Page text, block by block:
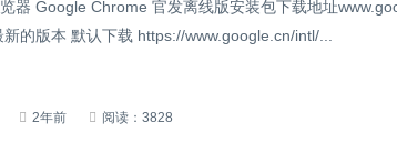
官发离线版安装包下载地址www.google.cn 的官网地址
下载 最新的版本 默认下载 https://www.google.cn/intl/...
2年前 阅读：3828